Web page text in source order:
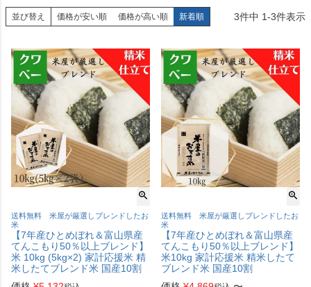
並び替え 価格が安い順 価格が高い順 新着順 3件中 1-3件表示
送料無料 米屋が厳選しブレンドしたお
米
【7年産ひとめぼれ＆富山県産
てんこもり50％以上ブレンド】
米 10kg (5kg×2) 家計応援米 精
米したてブレンド米 国産10割
送料無料 米屋が厳選しブレンドしたお
米
【7年産ひとめぼれ＆富山県産
てんこもり50％以上ブレンド】
米10kg 家計応援米 精米したて
ブレンド米 国産10割